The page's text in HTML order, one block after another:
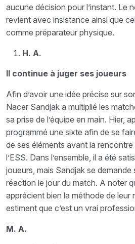
aucune décision pour l’instant. Le
revient avec insistance ainsi que
comme préparateur physique.
H. A.
Il continue à juger ses joueurs
Afin d’avoir une idée précise sur
Nacer Sandjak a multiplié les
sa prise de l’équipe en main. Hier,
programmé une sixte afin de se
de ses éléments avant la
l’ESS. Dans l’ensemble, il a été
joueurs, mais Sandjak se demande
réaction le jour du match. A noter
apprécient bien la méthode de leur
estiment que c’est un vrai
M. A.